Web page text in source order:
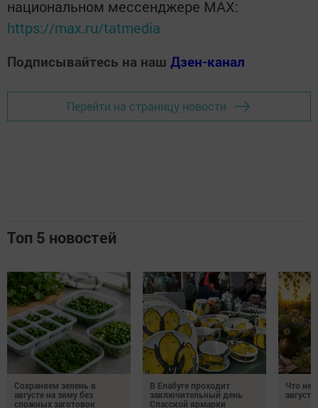
национальном мессенджере MАХ:
https://max.ru/tatmedia
Подписывайтесь на наш Дзен-канал
Перейти на страницу новости
Топ 5 новостей
Сохраняем зелень в
августе на зиму без
сложных заготовок
В Елабуге проходит
заключительный день
Спасской ярмарки
Что